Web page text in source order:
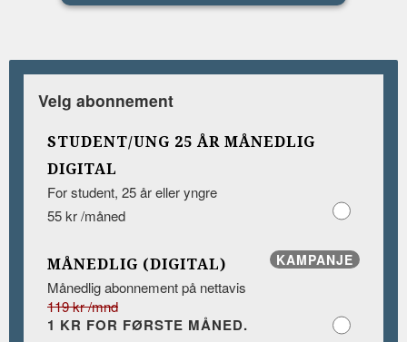
Velg abonnement
STUDENT/UNG 25 ÅR MÅNEDLIG
DIGITAL
For student, 25 år eller yngre
55 kr /måned
KAMPANJE
MÅNEDLIG (DIGITAL)
Månedlig abonnement på nettavis
119 kr /mnd
1 KR FOR FØRSTE MÅNED.